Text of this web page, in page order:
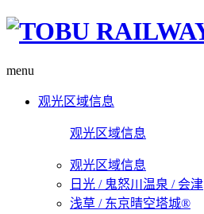
menu
观光区域信息
观光区域信息
观光区域信息
日光 / 鬼怒川温泉 / 会津
浅草 / 东京晴空塔城®